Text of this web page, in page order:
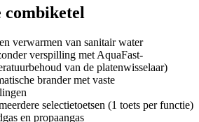
combiketel
verwarmen van sanitair water
verspilling met AquaFast-
van de platenwisselaar)
brander met vaste
selectietoetsen (1 toets per functie)
en propaangas